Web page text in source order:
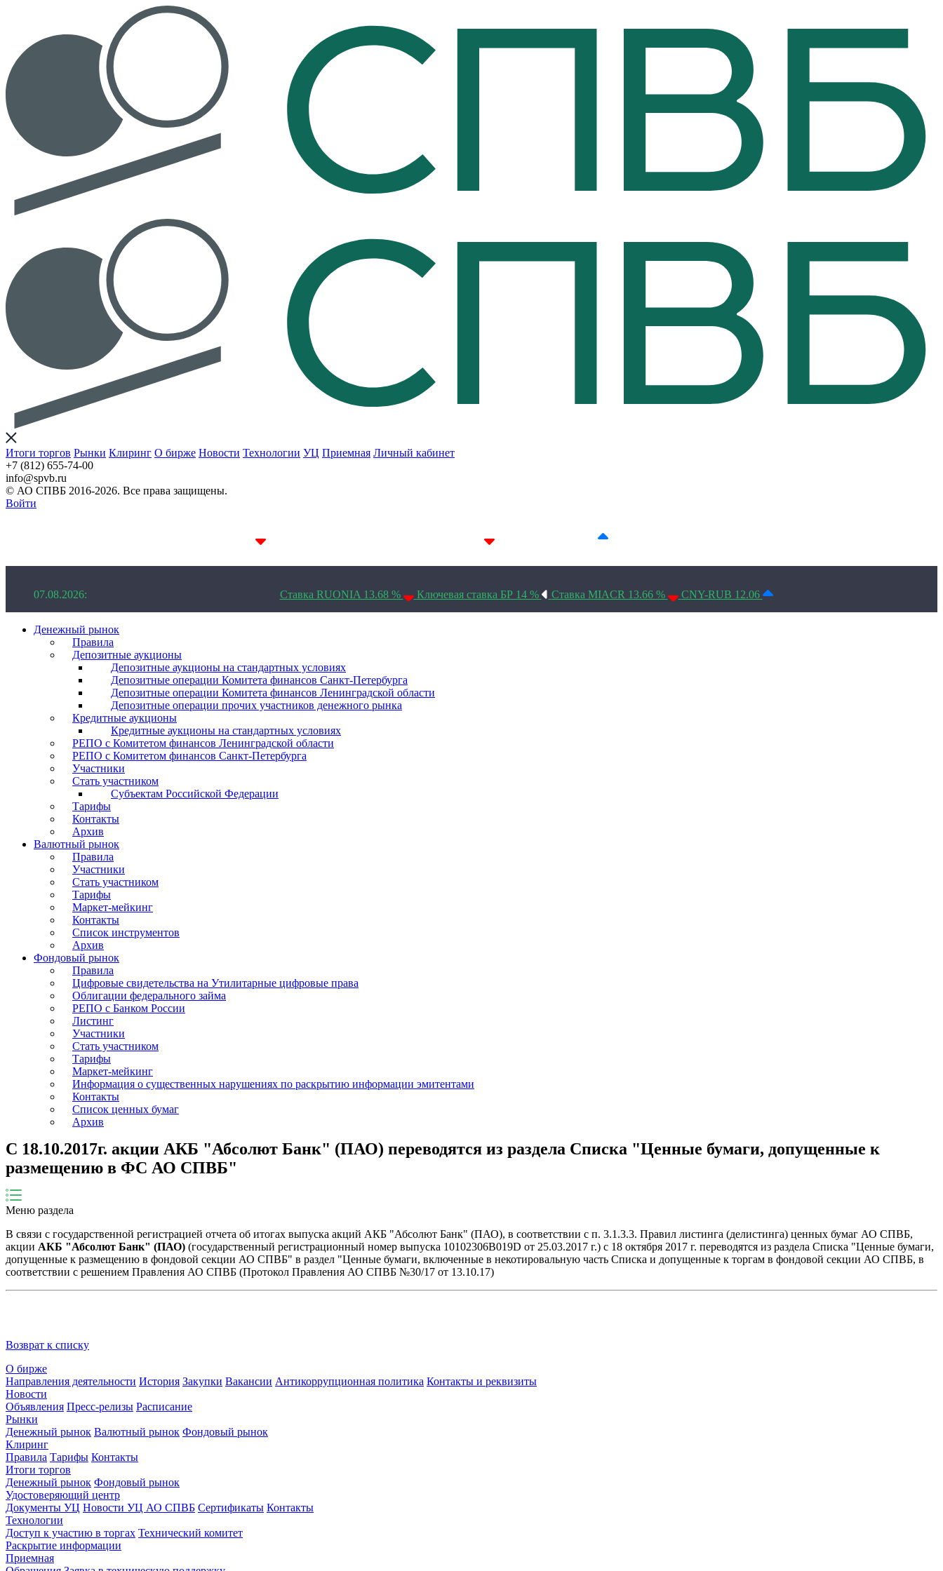
Итоги торгов Рынки Клиринг О бирже Новости Технологии УЦ Приемная Личный кабинет
+7 (812) 655-74-00
info@spvb.ru
© АО СПВБ 2016-2026. Все права защищены.
Войти
1D 14.11% 14D 14.23%
07.08.2026: Ставка RUONIA 13.68 % Ключевая ставка БР 14 % Ставка MIACR 13.66 % CNY-RUB 12.06
Денежный рынок
Правила
Депозитные аукционы
Депозитные аукционы на стандартных условиях
Депозитные операции Комитета финансов Санкт-Петербурга
Депозитные операции Комитета финансов Ленинградской области
Депозитные операции прочих участников денежного рынка
Кредитные аукционы
Кредитные аукционы на стандартных условиях
РЕПО с Комитетом финансов Ленинградской области
РЕПО с Комитетом финансов Санкт-Петербурга
Участники
Стать участником
Субъектам Российской Федерации
Тарифы
Контакты
Архив
Валютный рынок
Правила
Участники
Стать участником
Тарифы
Маркет-мейкинг
Контакты
Список инструментов
Архив
Фондовый рынок
Правила
Цифровые свидетельства на Утилитарные цифровые права
Облигации федерального займа
РЕПО с Банком России
Листинг
Участники
Стать участником
Тарифы
Маркет-мейкинг
Информация о существенных нарушениях по раскрытию информации эмитентами
Контакты
Список ценных бумаг
Архив
C 18.10.2017г. акции АКБ "Абсолют Банк" (ПАО) переводятся из раздела Списка "Ценные бумаги, допущенные к
размещению в ФС АО СПВБ"
Меню раздела
В связи с государственной регистрацией отчета об итогах выпуска акций АКБ "Абсолют Банк" (ПАО), в соответствии с п. 3.1.3.3. Правил листинга (делистинга) ценных бумаг АО СПВБ,
акции АКБ "Абсолют Банк" (ПАО) (государственный регистрационный номер выпуска 10102306В019D от 25.03.2017 г.) с 18 октября 2017 г. переводятся из раздела Списка "Ценные бумаги,
допущенные к размещению в фондовой секции АО СПВБ" в раздел "Ценные бумаги, включенные в некотировальную часть Списка и допущенные к торгам в фондовой секции АО СПВБ, в
соответствии с решением Правления АО СПВБ (Протокол Правления АО СПВБ №30/17 от 13.10.17)
Возврат к списку
О бирже
Направления деятельности История Закупки Вакансии Антикоррупционная политика Контакты и реквизиты
Новости
Объявления Пресс-релизы Расписание
Рынки
Денежный рынок Валютный рынок Фондовый рынок
Клиринг
Правила Тарифы Контакты
Итоги торгов
Денежный рынок Фондовый рынок
Удостоверяющий центр
Документы УЦ Новости УЦ АО СПВБ Сертификаты Контакты
Технологии
Доступ к участию в торгах Технический комитет
Раскрытие информации
Приемная